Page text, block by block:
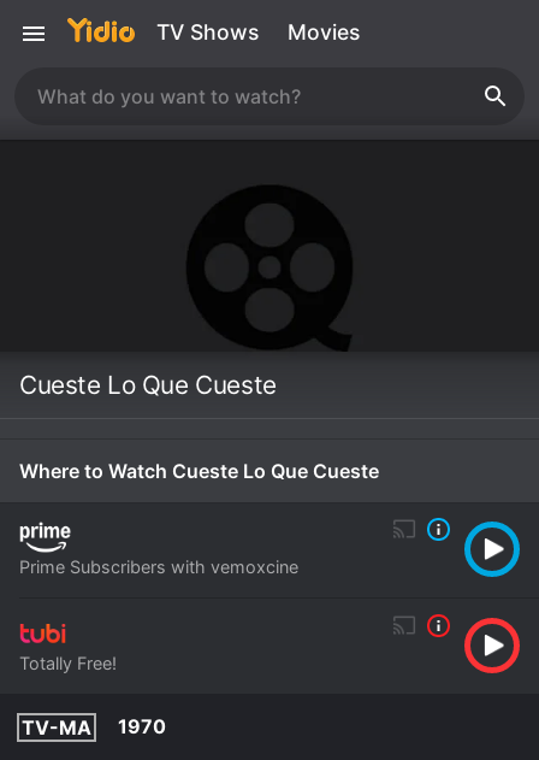
TV Shows Movies
Cueste Lo Que Cueste
Where to Watch Cueste Lo Que Cueste
Prime Subscribers with vemoxcine
Totally Free!
TV-MA
1970